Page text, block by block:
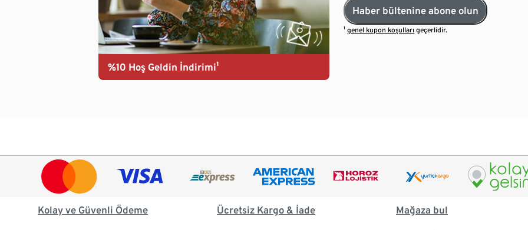
%10 Hoş Geldin İndirimi¹
Haber bültenine abone olun
¹genel kupon koşulları geçerlidir.
Kolay ve Güvenli Ödeme Ücretsiz Kargo & İade Mağaza bul